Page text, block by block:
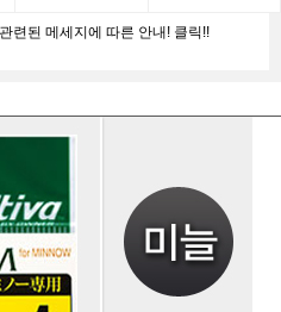
련된 메세지에 따른 안내! 클릭!!